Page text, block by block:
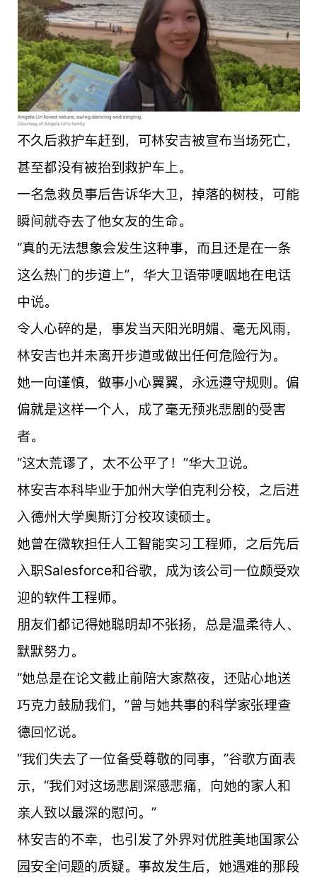
不久后救护车赶到，可林安吉被宣布当场死亡，
甚至都没有被抬到救护车上。
一名急救员事后告诉华大卫，掉落的树枝，可能
瞬间就夺去了他女友的生命。
“真的无法想象会发生这种事，而且还是在一条
这么热门的步道上”，华大卫语带哽咽地在电话
中说。
令人心碎的是，事发当天阳光明媚、毫无风雨，
林安吉也并未离开步道或做出任何危险行为。
她一向谨慎，做事小心翼翼，永远遵守规则。偏
偏就是这样一个人，成了毫无预兆悲剧的受害
者。
“这太荒谬了，太不公平了！”华大卫说。
林安吉本科毕业于加州大学伯克利分校，之后进
入德州大学奥斯汀分校攻读硕士。
她曾在微软担任人工智能实习工程师，之后先后
入职Salesforce和谷歌，成为该公司一位颇受欢
迎的软件工程师。
朋友们都记得她聪明却不张扬，总是温柔待人、
默默努力。
“她总是在论文截止前陪大家熬夜，还贴心地送
巧克力鼓励我们，”曾与她共事的科学家张理查
德回忆说。
“我们失去了一位备受尊敬的同事，”谷歌方面表
示，“我们对这场悲剧深感悲痛，向她的家人和
亲人致以最深的慰问。”
林安吉的不幸，也引发了外界对优胜美地国家公
园安全问题的质疑。事故发生后，她遇难的那段